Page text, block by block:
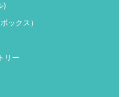
)
ックス）
リー